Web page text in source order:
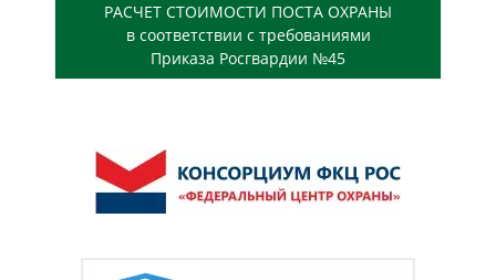
РАСЧЕТ СТОИМОСТИ ПОСТА ОХРАНЫ
в соответствии с требованиями
Приказа Росгвардии №45